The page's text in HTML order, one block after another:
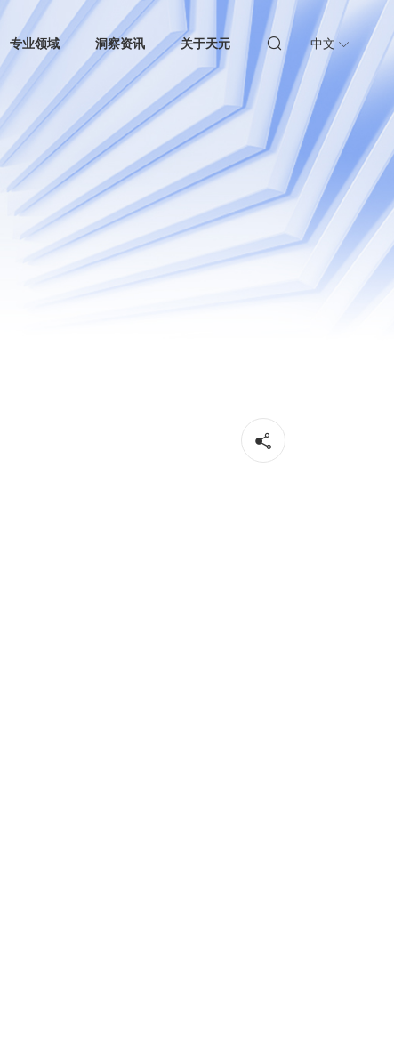
专业领域 洞察资讯 关于天元 中文